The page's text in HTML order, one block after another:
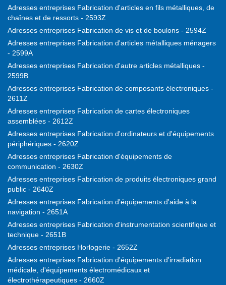
Adresses entreprises Fabrication d'articles en fils métalliques, de
chaînes et de ressorts - 2593Z
Adresses entreprises Fabrication de vis et de boulons - 2594Z
Adresses entreprises Fabrication d'articles métalliques ménagers
- 2599A
Adresses entreprises Fabrication d'autre articles métalliques -
2599B
Adresses entreprises Fabrication de composants électroniques -
2611Z
Adresses entreprises Fabrication de cartes électroniques
assemblées - 2612Z
Adresses entreprises Fabrication d'ordinateurs et d'équipements
périphériques - 2620Z
Adresses entreprises Fabrication d'équipements de
communication - 2630Z
Adresses entreprises Fabrication de produits électroniques grand
public - 2640Z
Adresses entreprises Fabrication d'équipements d'aide à la
navigation - 2651A
Adresses entreprises Fabrication d'instrumentation scientifique et
technique - 2651B
Adresses entreprises Horlogerie - 2652Z
Adresses entreprises Fabrication d'équipements d'irradiation
médicale, d'équipements électromédicaux et
électrothérapeutiques - 2660Z